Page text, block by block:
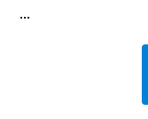
...